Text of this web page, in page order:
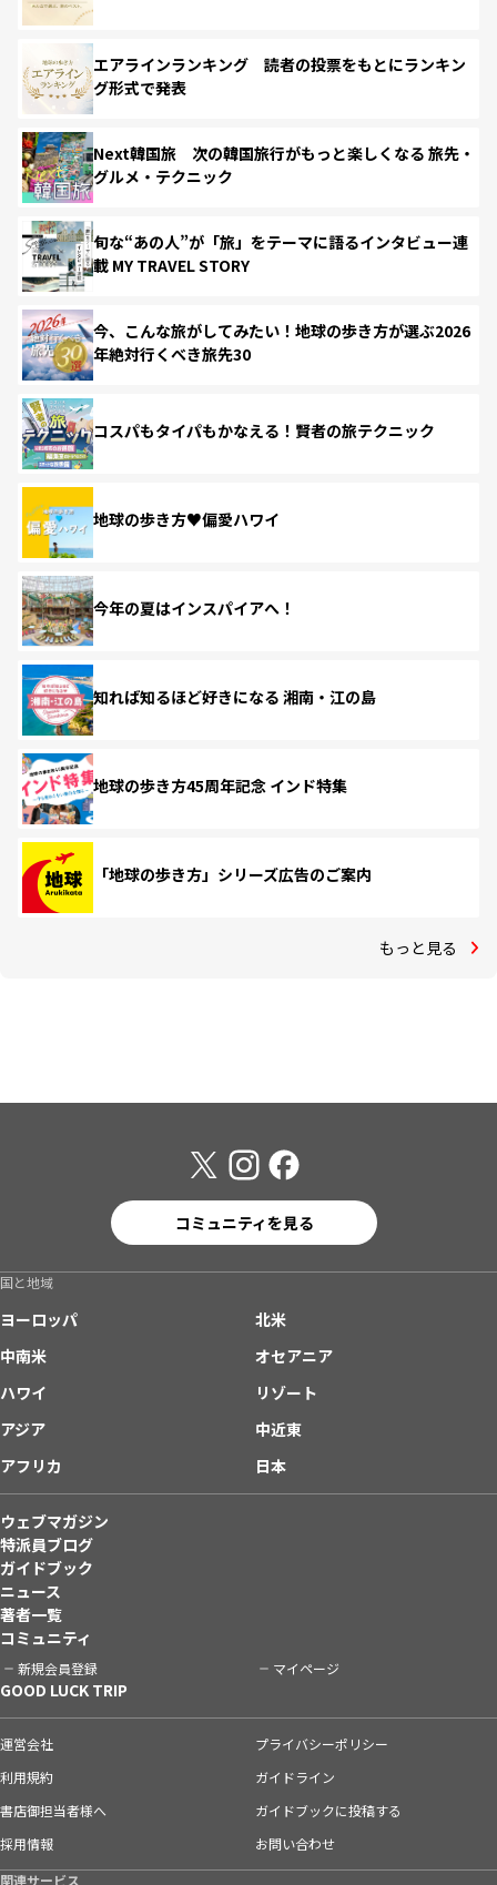
エアラインランキング 読者の投票をもとにランキン
グ形式で発表
Next韓国旅 次の韓国旅行がもっと楽しくなる 旅先・
グルメ・テクニック
旬な“あの人”が「旅」をテーマに語るインタビュー連
載 MY TRAVEL STORY
今、こんな旅がしてみたい！地球の歩き方が選ぶ2026
年絶対行くべき旅先30
コスパもタイパもかなえる！賢者の旅テクニック
地球の歩き方♥偏愛ハワイ
今年の夏はインスパイアへ！
知れば知るほど好きになる 湘南・江の島
地球の歩き方45周年記念 インド特集
「地球の歩き方」シリーズ広告のご案内
もっと見る
コミュニティを見る
国と地域
ヨーロッパ
北米
中南米
オセアニア
ハワイ
リゾート
アジア
中近東
アフリカ
日本
ウェブマガジン
特派員ブログ
ガイドブック
ニュース
著者一覧
コミュニティ
新規会員登録 マイページ
GOOD LUCK TRIP
運営会社
プライバシーポリシー
利用規約
ガイドライン
書店御担当者様へ
ガイドブックに投稿する
採用情報
お問い合わせ
関連サービス